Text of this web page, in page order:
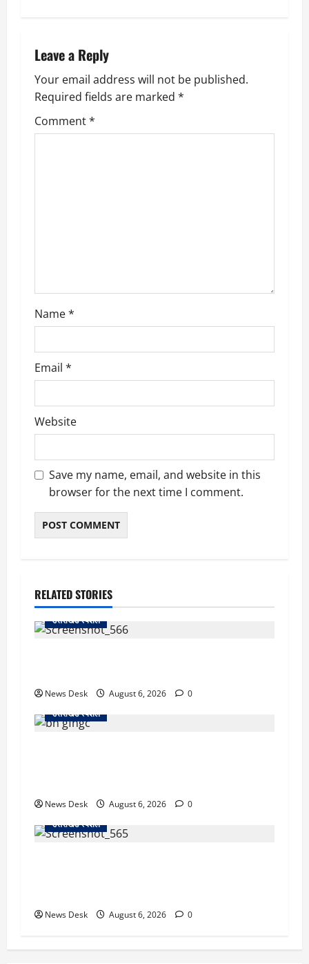
a
v
i
g
Leave a Reply
Your email address will not be published.
Required fields are marked *
Comment*
Name*
Email *
Website
Save my name, email, and website in this
browser for the next time I comment.
RELATED STORIES
उत्तराखंड स्पेशल
News Desk August 6, 2026
0
उत्तराखंड स्पेशल
News Desk August 6, 2026
0
उत्तराखंड स्पेशल
News Desk August 6, 2026 0